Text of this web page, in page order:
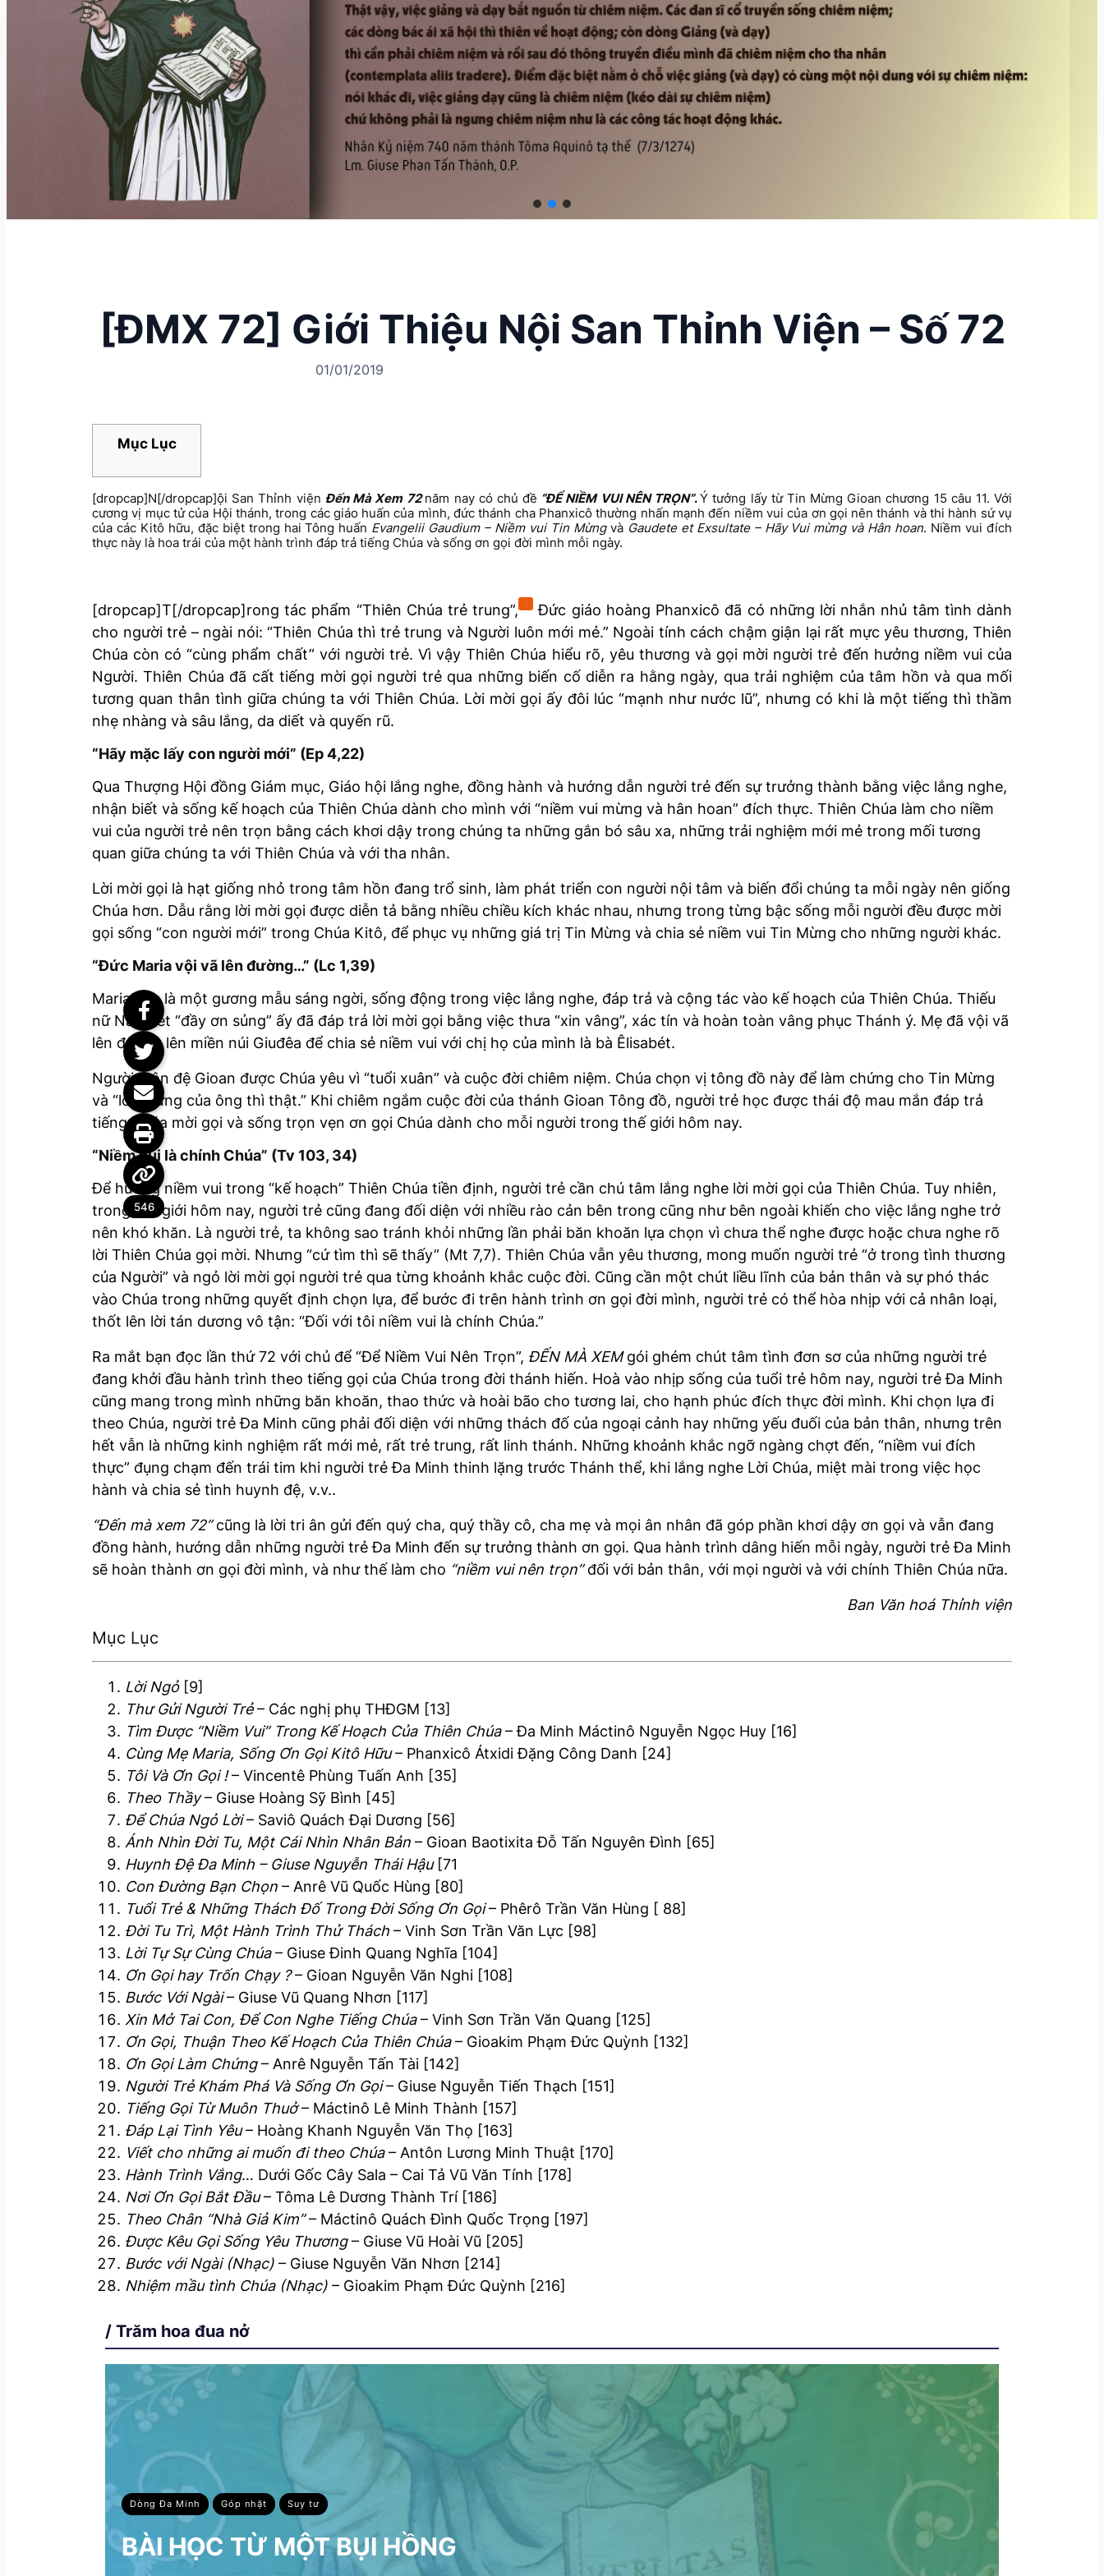
[ĐMX 72] Giới Thiệu Nội San Thỉnh Viện – Số 72
01/01/2019
Mục Lục
[dropcap]N[/dropcap]ội San Thỉnh viện Đến Mà Xem 72năm nay có chủ đề “ĐỂ NIỀM VUI NÊN TRỌN”.Ý tưởng lấy từ Tin Mừng Gioan chương 15 câu 11. Với
cương vị mục tử của Hội thánh, trong các giáo huấn của mình, đức thánh cha Phanxicô thường nhấn mạnh đến niềm vui của ơn gọi nên thánh và thi hành sứ vụ
của các Kitô hữu, đặc biệt trong hai Tông huấn Evangelii Gaudium – Niềm vui Tin Mừngvà Gaudete et Exsultate – Hãy Vui mừng và Hân hoan. Niềm vui đích
thực này là hoa trái của một hành trình đáp trả tiếng Chúa và sống ơn gọi đời mình mỗi ngày.
[dropcap]T[/dropcap]rong tác phẩm “Thiên Chúa trẻ trung”, 1
Đức giáo hoàng Phanxicô đã có những lời nhắn nhủ tâm tình dành
cho người trẻ – ngài nói: “Thiên Chúa thì trẻ trung và Người luôn mới mẻ.” Ngoài tính cách chậm giận lại rất mực yêu thương, Thiên
Chúa còn có “cùng phẩm chất” với người trẻ. Vì vậy Thiên Chúa hiểu rõ, yêu thương và gọi mời người trẻ đến hưởng niềm vui của
Người. Thiên Chúa đã cất tiếng mời gọi người trẻ qua những biến cố diễn ra hằng ngày, qua trải nghiệm của tâm hồn và qua mối
tương quan thân tình giữa chúng ta với Thiên Chúa. Lời mời gọi ấy đôi lúc “mạnh như nước lũ”, nhưng có khi là một tiếng thì thầm
nhẹ nhàng và sâu lắng, da diết và quyến rũ.
“Hãy mặc lấy con người mới” (Ep 4,22)
Qua Thượng Hội đồng Giám mục, Giáo hội lắng nghe, đồng hành và hướng dẫn người trẻ đến sự trưởng thành bằng việc lắng nghe,
nhận biết và sống kế hoạch của Thiên Chúa dành cho mình với “niềm vui mừng và hân hoan” đích thực. Thiên Chúa làm cho niềm
vui của người trẻ nên trọn bằng cách khơi dậy trong chúng ta những gắn bó sâu xa, những trải nghiệm mới mẻ trong mối tương
quan giữa chúng ta với Thiên Chúa và với tha nhân.
Lời mời gọi là hạt giống nhỏ trong tâm hồn đang trổ sinh, làm phát triển con người nội tâm và biến đổi chúng ta mỗi ngày nên giống
Chúa hơn. Dẫu rằng lời mời gọi được diễn tả bằng nhiều chiều kích khác nhau, nhưng trong từng bậc sống mỗi người đều được mời
gọi sống “con người mới” trong Chúa Kitô, để phục vụ những giá trị Tin Mừng và chia sẻ niềm vui Tin Mừng cho những người khác.
“Đức Maria vội vã lên đường…” (Lc 1,39)
Maria! Mẹ là một gương mẫu sáng ngời, sống động trong việc lắng nghe, đáp trả và cộng tác vào kế hoạch của Thiên Chúa. Thiếu
nữ Nadarét “đầy ơn sủng” ấy đã đáp trả lời mời gọi bằng việc thưa “xin vâng”, xác tín và hoàn toàn vâng phục Thánh ý. Mẹ đã vội vã
lên đường lên miền núi Giuđêa để chia sẻ niềm vui với chị họ của mình là bà Êlisabét.
Người môn đệ Gioan được Chúa yêu vì “tuổi xuân” và cuộc đời chiêm niệm. Chúa chọn vị tông đồ này để làm chứng cho Tin Mừng
và “lời chứng của ông thì thật.” Khi chiêm ngắm cuộc đời của thánh Gioan Tông đồ, người trẻ học được thái độ mau mắn đáp trả
tiếng Chúa mời gọi và sống trọn vẹn ơn gọi Chúa dành cho mỗi người trong thế giới hôm nay.
“Niềm vui là chính Chúa” (Tv 103, 34)
Để hưởng niềm vui trong “kế hoạch” Thiên Chúa tiền định, người trẻ cần chú tâm lắng nghe lời mời gọi của Thiên Chúa. Tuy nhiên,
trong thế giới hôm nay, người trẻ cũng đang đối diện với nhiều rào cản bên trong cũng như bên ngoài khiến cho việc lắng nghe trở
nên khó khăn. Là người trẻ, ta không sao tránh khỏi những lần phải băn khoăn lựa chọn vì chưa thể nghe được hoặc chưa nghe rõ
lời Thiên Chúa gọi mời. Nhưng “cứ tìm thì sẽ thấy” (Mt 7,7). Thiên Chúa vẫn yêu thương, mong muốn người trẻ “ở trong tình thương
của Người” và ngỏ lời mời gọi người trẻ qua từng khoảnh khắc cuộc đời. Cũng cần một chút liều lĩnh của bản thân và sự phó thác
vào Chúa trong những quyết định chọn lựa, để bước đi trên hành trình ơn gọi đời mình, người trẻ có thể hòa nhịp với cả nhân loại,
thốt lên lời tán dương vô tận: “Đối với tôi niềm vui là chính Chúa.”
Ra mắt bạn đọc lần thứ 72 với chủ để “Để Niềm Vui Nên Trọn”, ĐẾN MÀ XEMgói ghém chút tâm tình đơn sơ của những người trẻ
đang khởi đầu hành trình theo tiếng gọi của Chúa trong đời thánh hiến. Hoà vào nhịp sống của tuổi trẻ hôm nay, người trẻ Đa Minh
cũng mang trong mình những băn khoăn, thao thức và hoài bão cho tương lai, cho hạnh phúc đích thực đời mình. Khi chọn lựa đi
theo Chúa, người trẻ Đa Minh cũng phải đối diện với những thách đố của ngoại cảnh hay những yếu đuối của bản thân, nhưng trên
hết vẫn là những kinh nghiệm rất mới mẻ, rất trẻ trung, rất linh thánh. Những khoảnh khắc ngỡ ngàng chợt đến, “niềm vui đích
thực” đụng chạm đến trái tim khi người trẻ Đa Minh thinh lặng trước Thánh thể, khi lắng nghe Lời Chúa, miệt mài trong việc học
hành và chia sẻ tình huynh đệ, v.v..
“Đến mà xem 72”cũng là lời tri ân gửi đến quý cha, quý thầy cô, cha mẹ và mọi ân nhân đã góp phần khơi dậy ơn gọi và vẫn đang
đồng hành, hướng dẫn những người trẻ Đa Minh đến sự trưởng thành ơn gọi. Qua hành trình dâng hiến mỗi ngày, người trẻ Đa Minh
sẽ hoàn thành ơn gọi đời mình, và như thế làm cho “niềm vui nên trọn”đối với bản thân, với mọi người và với chính Thiên Chúa nữa.
Ban Văn hoá Thỉnh viện
Mục Lục
Lời Ngỏ[9]
Thư Gửi Người Trẻ– Các nghị phụ THĐGM [13]
Tìm Được “Niềm Vui” Trong Kế Hoạch Của Thiên Chúa– Đa Minh Máctinô Nguyễn Ngọc Huy [16]
Cùng Mẹ Maria, Sống Ơn Gọi Kitô Hữu– Phanxicô Átxidi Đặng Công Danh [24]
Tôi Và Ơn Gọi !– Vincentê Phùng Tuấn Anh [35]
Theo Thầy– Giuse Hoàng Sỹ Bình [45]
Để Chúa Ngỏ Lời– Saviô Quách Đại Dương [56]
Ánh Nhìn Đời Tu, Một Cái Nhìn Nhân Bản – Gioan Baotixita Đỗ Tấn Nguyên Đình [65]
Huynh Đệ Đa Minh – Giuse Nguyễn Thái Hậu[71
Con Đường Bạn Chọn – Anrê Vũ Quốc Hùng [80]
Tuổi Trẻ & Những Thách Đố Trong Đời Sống Ơn Gọi– Phêrô Trần Văn Hùng [ 88]
Đời Tu Trì, Một Hành Trình Thử Thách – Vinh Sơn Trần Văn Lực [98]
Lời Tự Sự Cùng Chúa– Giuse Đinh Quang Nghĩa [104]
Ơn Gọi hay Trốn Chạy ?– Gioan Nguyễn Văn Nghi [108]
Bước Với Ngài– Giuse Vũ Quang Nhơn [117]
Xin Mở Tai Con, Để Con Nghe Tiếng Chúa– Vinh Sơn Trần Văn Quang [125]
Ơn Gọi, Thuận Theo Kế Hoạch Của Thiên Chúa– Gioakim Phạm Đức Quỳnh [132]
Ơn Gọi Làm Chứng– Anrê Nguyễn Tấn Tài [142]
Người Trẻ Khám Phá Và Sống Ơn Gọi– Giuse Nguyễn Tiến Thạch [151]
Tiếng Gọi Từ Muôn Thuở– Máctinô Lê Minh Thành [157]
Đáp Lại Tình Yêu– Hoàng Khanh Nguyễn Văn Thọ [163]
Viết cho những ai muốn đi theo Chúa– Antôn Lương Minh Thuật [170]
Hành Trình Vắng… Dưới Gốc Cây Sala – Cai Tả Vũ Văn Tính [178]
Nơi Ơn Gọi Bắt Đầu– Tôma Lê Dương Thành Trí [186]
Theo Chân “Nhà Giả Kim”– Máctinô Quách Đình Quốc Trọng [197]
Được Kêu Gọi Sống Yêu Thương– Giuse Vũ Hoài Vũ [205]
Bước với Ngài (Nhạc) – Giuse Nguyễn Văn Nhơn [214]
Nhiệm mầu tình Chúa (Nhạc) – Gioakim Phạm Đức Quỳnh [216]
/ Trăm hoa đua nở
Dòng Đa Minh Góp nhặt Suy tư
BÀI HỌC TỪ MỘT BỤI HỒNG
546